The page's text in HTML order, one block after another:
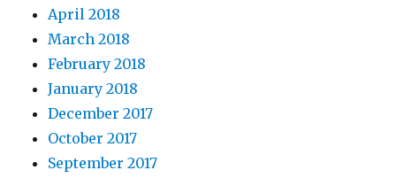
April 2018
March 2018
February 2018
January 2018
December 2017
October 2017
September 2017